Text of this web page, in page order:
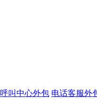
呼叫中心外包 电话客服外